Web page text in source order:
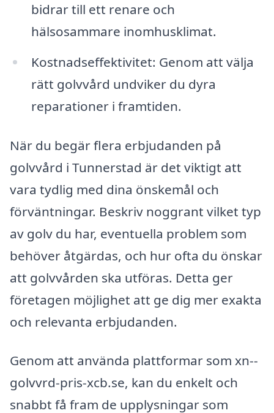
bidrar till ett renare och
hälsosammare inomhusklimat.
Kostnadseffektivitet: Genom att välja
rätt golvvård undviker du dyra
reparationer i framtiden.
När du begär flera erbjudanden på
golvvård i Tunnerstad är det viktigt att
vara tydlig med dina önskemål och
förväntningar. Beskriv noggrant vilket typ
av golv du har, eventuella problem som
behöver åtgärdas, och hur ofta du önskar
att golvvården ska utföras. Detta ger
företagen möjlighet att ge dig mer exakta
och relevanta erbjudanden.
Genom att använda plattformar som xn--
golvvrd-pris-xcb.se, kan du enkelt och
snabbt få fram de upplysningar som